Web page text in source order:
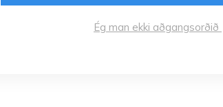
Ég man ekki aðgangsorðið